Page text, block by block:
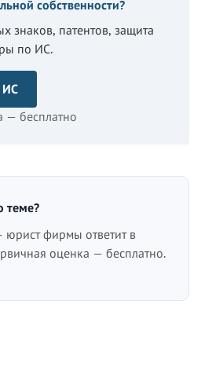
собственности?
знаков, патентов, защита
по ИС.
ИС
— бесплатно
теме?
фирмы ответит в
оценка — бесплатно.